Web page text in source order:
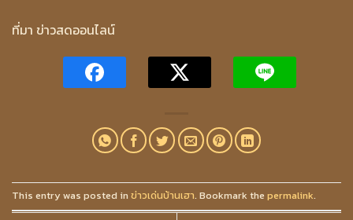
ที่มา ข่าวสดออนไลน์
This entry was posted in ข่าวเด่นบ้านเฮา. Bookmark the permalink.